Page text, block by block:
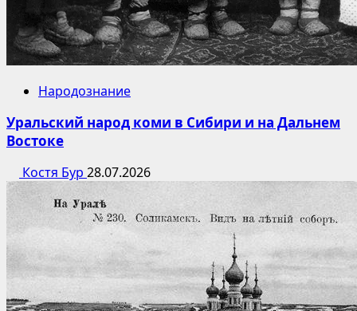
Народознание
Уральский народ коми в Сибири и на Дальнем
Востоке
Костя Бур 28.07.2026